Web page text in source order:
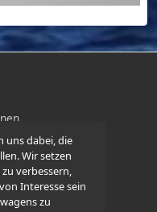
uns dabei, die
Wir setzen
verbessern,
Interesse sein
zu